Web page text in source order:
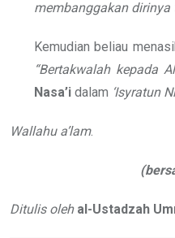
membanggakan dirinya
Kemudian beliau
“Bertakwalah kepada
Nasa’i dalam ‘Isyratun
Wallahu a’lam.
Ditulis oleh al-Ustadzah